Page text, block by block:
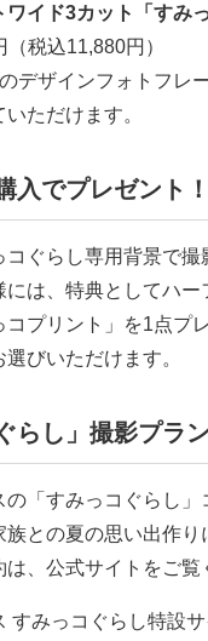
イド3カット「すみ
税込11,880円）
デザインフォトフレ
ただけます。
入でプレゼント
コぐらし専用背景で
には、特典としてハ
コプリント」を1点プ
びいただけます。
らし」撮影プラ
の「すみっコぐらし
族との夏の思い出作
、公式サイトをご覧
すみっコぐらし特設サ